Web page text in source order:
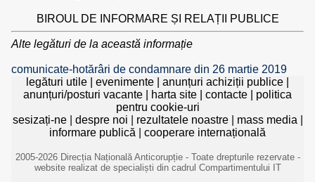
BIROUL DE INFORMARE ȘI RELAȚII PUBLICE
Alte legături de la această informație
comunicate-hotărâri de condamnare din 26 martie 2019
legături utile
evenimente anunțuri achiziții publice
anunțuri/posturi vacante
harta site contacte
politica
pentru cookie-uri
sesizați-ne| despre noi rezultatele noastre| mass media
informare publică
cooperare internațională
2005-2026 Direcția Națională Anticorupție - Toate drepturile rezervate -
website realizat de specialiști din cadrul Compartimentului IT